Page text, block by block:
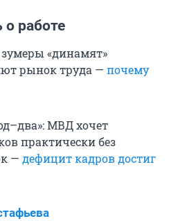
работе
«динамят»
рынок труда — почему
МВД хочет
практически без
— дефицит кадров достиг